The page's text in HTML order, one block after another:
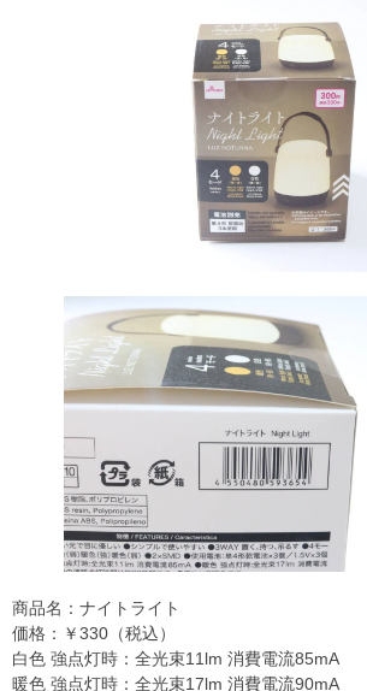
商品名：ナイトライト
価格：￥330（税込）
白色 強点灯時：全光束11lm 消費電流85mA
暖色 強点灯時：全光束17lm 消費電流90mA